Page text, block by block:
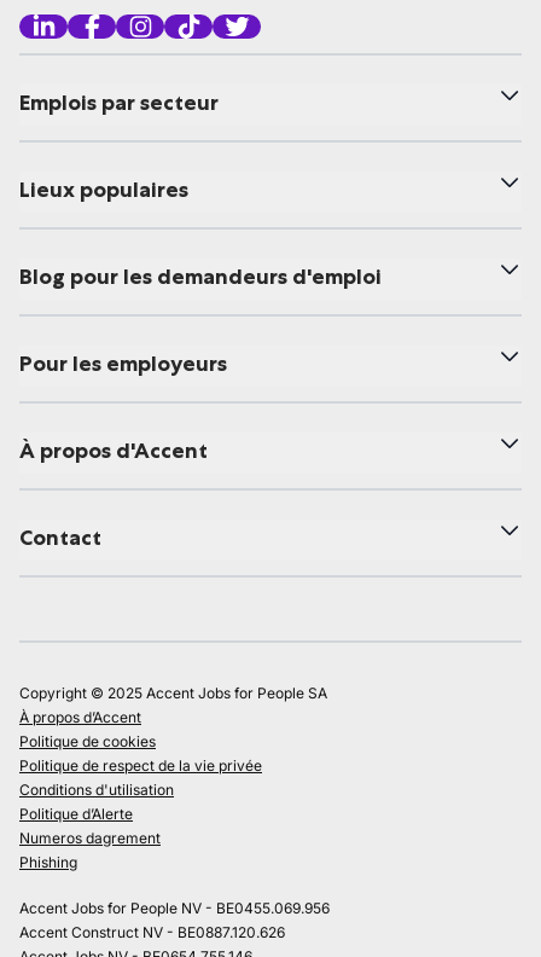
Emplois par secteur
Lieux populaires
Blog pour les demandeurs d'emploi
Pour les employeurs
À propos d'Accent
Contact
Copyright © 2025 Accent Jobs for People SA
À propos d’Accent
Politique de cookies
Politique de respect de la vie privée
Conditions d'utilisation
Politique d’Alerte
Numeros dagrement
Phishing
Accent Jobs for People NV - BE0455.069.956
Accent Construct NV - BE0887.120.626